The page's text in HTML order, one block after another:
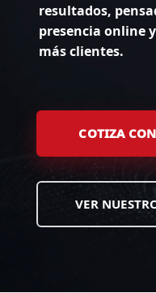
resultados,
presencia online
más clientes.
COTIZA
VER